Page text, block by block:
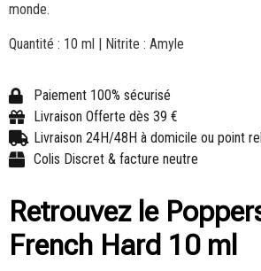
monde.
Quantité : 10 ml | Nitrite : Amyle
Paiement 100% sécurisé
Livraison Offerte dès 39 €
Livraison 24H/48H à domicile ou point
Colis Discret & facture neutre
Retrouvez le
French Hard 10 ml